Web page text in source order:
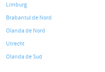
Limburg
Brabantul de Nord
Olanda de Nord
Utrecht
Olanda de Sud